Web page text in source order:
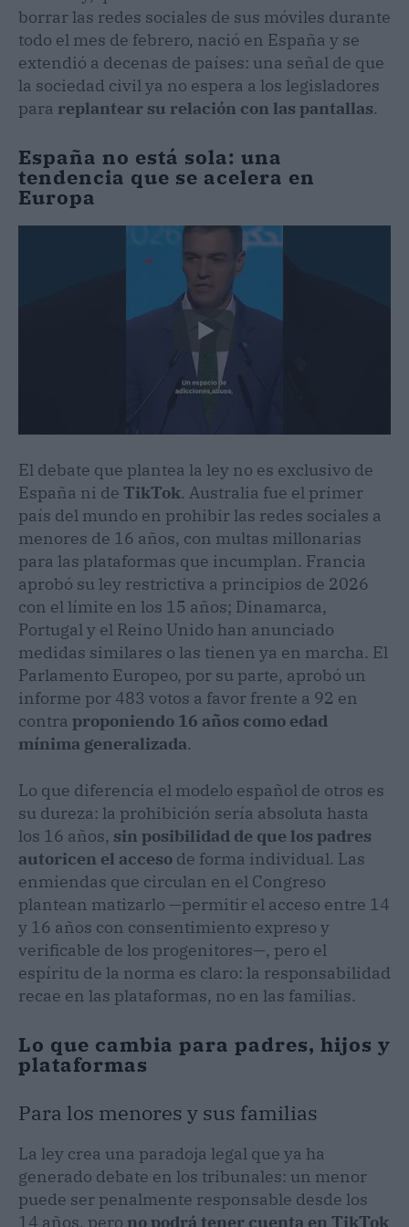
borrar las redes sociales de sus móviles durante
todo el mes de febrero, nació en España y se
extendió a decenas de países: una señal de que
la sociedad civil ya no espera a los legisladores
para replantear su relación con las pantallas.
España no está sola: una
tendencia que se acelera en
Europa
El debate que plantea la ley no es exclusivo de
España ni de TikTok. Australia fue el primer
país del mundo en prohibir las redes sociales a
menores de 16 años, con multas millonarias
para las plataformas que incumplan. Francia
aprobó su ley restrictiva a principios de 2026
con el límite en los 15 años; Dinamarca,
Portugal y el Reino Unido han anunciado
medidas similares o las tienen ya en marcha. El
Parlamento Europeo, por su parte, aprobó un
informe por 483 votos a favor frente a 92 en
contra proponiendo 16 años como edad
mínima generalizada.
Lo que diferencia el modelo español de otros es
su dureza: la prohibición sería absoluta hasta
los 16 años, sin posibilidad de que los padres
autoricen el acceso de forma individual. Las
enmiendas que circulan en el Congreso
plantean matizarlo —permitir el acceso entre 14
y 16 años con consentimiento expreso y
verificable de los progenitores—, pero el
espíritu de la norma es claro: la responsabilidad
recae en las plataformas, no en las familias.
Lo que cambia para padres, hijos y
plataformas
Para los menores y sus familias
La ley crea una paradoja legal que ya ha
generado debate en los tribunales: un menor
puede ser penalmente responsable desde los
14 años, pero no podrá tener cuenta en TikTok